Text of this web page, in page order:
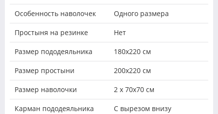
Особенность наволочек Одного размера
Простыня на резинке Нет
Размер пододеяльника 180х220 см
Размер простыни 200х220 см
Размер наволочки 2 х 70х70 см
Карман пододеяльника С вырезом внизу